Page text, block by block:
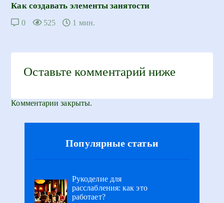
Как создавать элементы занятости
0 525 1 мин.
Оставьте комментарий ниже
Комментарии закрыты.
Популярные статьи
Рукоделие для
расслабления: как это
работает?